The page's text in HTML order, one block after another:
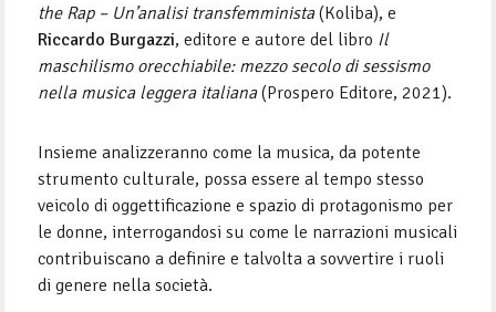
the Rap – Un’analisi transfemminista(Koliba), e
Riccardo Burgazzi, editore e autore del libro Il
maschilismo orecchiabile: mezzo secolo di sessismo
nella musica leggera italiana(Prospero Editore, 2021).
Insieme analizzeranno come la musica, da potente
strumento culturale, possa essere al tempo stesso
veicolo di oggettificazione e spazio di protagonismo per
le donne, interrogandosi su come le narrazioni musicali
contribuiscano a definire e talvolta a sovvertire i ruoli
di genere nella società.